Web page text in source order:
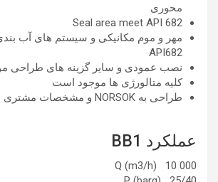
محوری
Seal area meet API 682
مهر و موم مکانیکی و سیستم های آب
API682
نصب عمودی و سایر گزینه های طراحی
کلیه متالورژی ها موجود است
طراحی به NORSOK و مشخصات مشتری در دسترس است
عملکرد BB1
Q (m3/h) 10 000